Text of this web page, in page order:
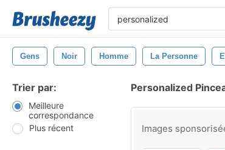
Gens Noir Homme La Personne
Trier par:
Meilleure
correspondance
Plus récent
Personalized
Images